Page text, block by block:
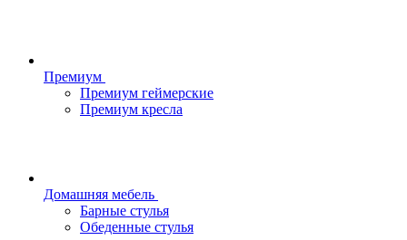
Премиум
Премиум геймерские
Премиум кресла
Домашняя мебель
Барные стулья
Обеденные стулья